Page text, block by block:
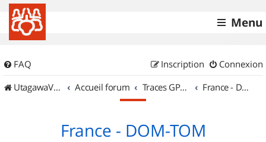
Menu
FAQ Connexion
Inscription
UtagawaVTT (Randos VTT et VTTAE avec traces GPS)
Accueil forum Traces GPS de randos VTT France - DOM-TOM
France - DOM-TOM